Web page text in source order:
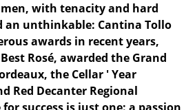
with tenacity and hard
an unthinkable: Cantina Tollo
awards in recent years,
Rosé, awarded the Grand
the Cellar ' Year
Red Decanter Regional